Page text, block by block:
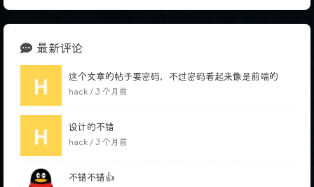
最新评论
这个文章的帖子要密码，不过密码看起来像是前端的
hack / 3 个月前
设计的不错
hack / 3 个月前
不错不错👍